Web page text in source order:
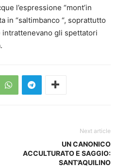
l’espressione “mont’in
in “saltimbanco “, soprattutto
gli spettatori
Next article
UN CANONICO
ACCULTURATO E SAGGIO:
SANT’AQUILINO